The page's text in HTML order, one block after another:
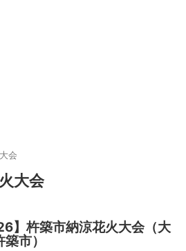
会
大会
】杵築市納涼花火大会（大
市）